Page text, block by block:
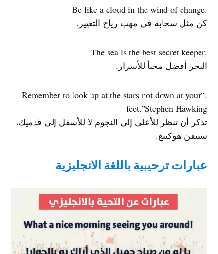
.Be like a cloud in the wind of change
كن مثل سحابة في مهب رياح التغيير.
.The sea is the best secret keeper
البحر أفضل مخبأ للأسرار.
.“Remember to look up at the stars not down at your
feet.”Stephen Hawking
تذكر أن تنظر للأعلى إلى النجوم لا للأسفل إلى قدميك.
ستيفن هوكينغ.
عبارات ترحيبية باللغة الانجليزية